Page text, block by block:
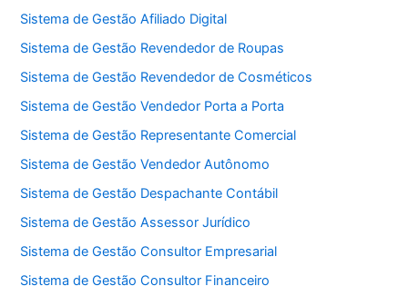
Sistema de Gestão Afiliado Digital
Sistema de Gestão Revendedor de Roupas
Sistema de Gestão Revendedor de Cosméticos
Sistema de Gestão Vendedor Porta a Porta
Sistema de Gestão Representante Comercial
Sistema de Gestão Vendedor Autônomo
Sistema de Gestão Despachante Contábil
Sistema de Gestão Assessor Jurídico
Sistema de Gestão Consultor Empresarial
Sistema de Gestão Consultor Financeiro